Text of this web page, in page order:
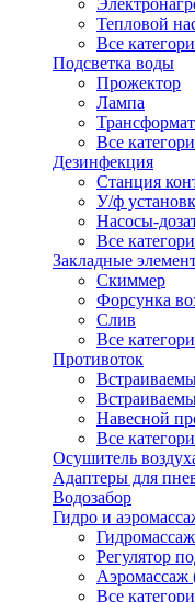
Тепловой
Все
Подсветка воды
Прожектор
Лампа
Все
Дезинфекция
Станция
У/ф
Насосы-
Все
Закладные
Скиммер
Форсунка
Слив
Все
Противоток
Навесной
Все
Осушитель
Адаптеры для
Водозабор
Гидро и
Регулятор
Аэромассаж
Все